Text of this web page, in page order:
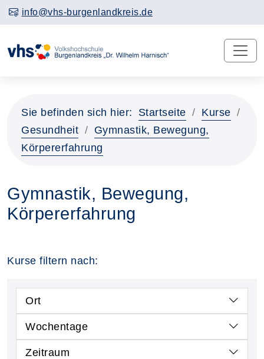
info@vhs-burgenlandkreis.de
Sie befinden sich hier: Startseite
Kurse
Gesundheit
Gymnastik, Bewegung,
Körpererfahrung
Gymnastik, Bewegung,
Körpererfahrung
Kurse filtern nach:
Ort
Wochentage
Zeitraum